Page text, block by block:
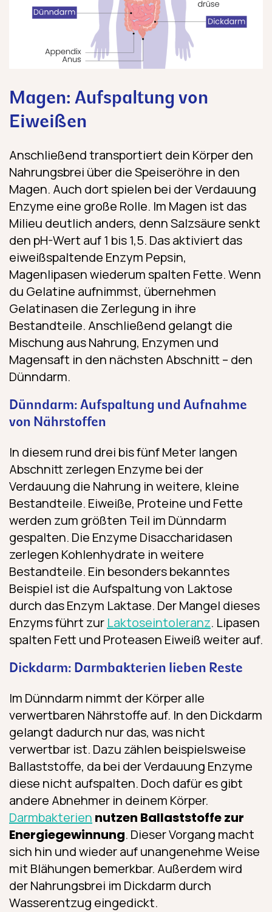
Magen: Aufspaltung von
Eiweißen
Anschließend transportiert dein Körper den
Nahrungsbrei über die Speiseröhre in den
Magen. Auch dort spielen bei der Verdauung
Enzyme eine große Rolle. Im Magen ist das
Milieu deutlich anders, denn Salzsäure senkt
den pH-Wert auf 1 bis 1,5. Das aktiviert das
eiweißspaltende Enzym Pepsin,
Magenlipasen wiederum spalten Fette. Wenn
du Gelatine aufnimmst, übernehmen
Gelatinasen die Zerlegung in ihre
Bestandteile. Anschließend gelangt die
Mischung aus Nahrung, Enzymen und
Magensaft in den nächsten Abschnitt – den
Dünndarm.
Dünndarm: Aufspaltung und Aufnahme
von Nährstoffen
In diesem rund drei bis fünf Meter langen
Abschnitt zerlegen Enzyme bei der
Verdauung die Nahrung in weitere, kleine
Bestandteile. Eiweiße, Proteine und Fette
werden zum größten Teil im Dünndarm
gespalten. Die Enzyme Disaccharidasen
zerlegen Kohlenhydrate in weitere
Bestandteile. Ein besonders bekanntes
Beispiel ist die Aufspaltung von Laktose
durch das Enzym Laktase. Der Mangel dieses
Enzyms führt zur Laktoseintoleranz. Lipasen
spalten Fett und Proteasen Eiweiß weiter auf.
Dickdarm: Darmbakterien lieben Reste
Im Dünndarm nimmt der Körper alle
verwertbaren Nährstoffe auf. In den Dickdarm
gelangt dadurch nur das, was nicht
verwertbar ist. Dazu zählen beispielsweise
Ballaststoffe, da bei der Verdauung Enzyme
diese nicht aufspalten. Doch dafür es gibt
andere Abnehmer in deinem Körper.
Darmbakterien nutzen Ballaststoffe zur
Energiegewinnung. Dieser Vorgang macht
sich hin und wieder auf unangenehme Weise
mit Blähungen bemerkbar. Außerdem wird
der Nahrungsbrei im Dickdarm durch
Wasserentzug eingedickt.